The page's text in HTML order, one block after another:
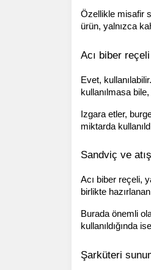
Özellikle misafir
ürün, yalnızca
Acı biber
Evet,
kullanılmasa
Izgara etler,
miktarda
Sandviç ve
Acı biber reçeli,
birlikte
Burada önemli
kullanıldığında
Şarküteri